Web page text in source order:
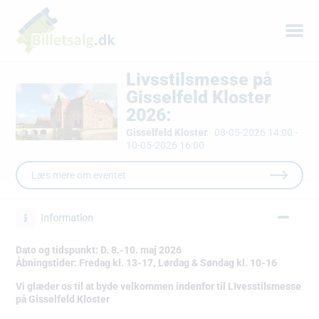
Livsstilsmesse på
Gisselfeld Kloster
2026:
Gisselfeld Kloster · 08-05-2026 14:00 -
10-05-2026 16:00
Læs mere om eventet
Information
Dato og tidspunkt: D. 8.-10. maj 2026
Åbningstider: Fredag kl. 13-17, Lørdag & Søndag kl. 10-16
Vi glæder os til at byde velkommen indenfor til LIvesstilsmesse
på Gisselfeld Kloster